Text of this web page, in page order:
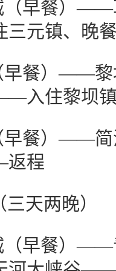
（早餐）
元镇、晚
早餐）——黎
入住黎坝
早餐）——
返程
天两晚）
（早餐）——